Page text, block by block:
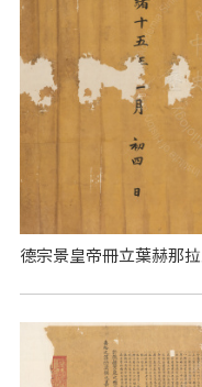
德宗景皇帝冊立葉赫那